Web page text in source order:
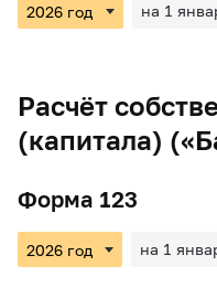
на 1
Расчёт
(капитала)
Форма 123
на 1